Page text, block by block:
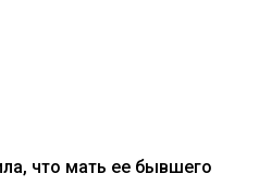
что мать ее бывшего